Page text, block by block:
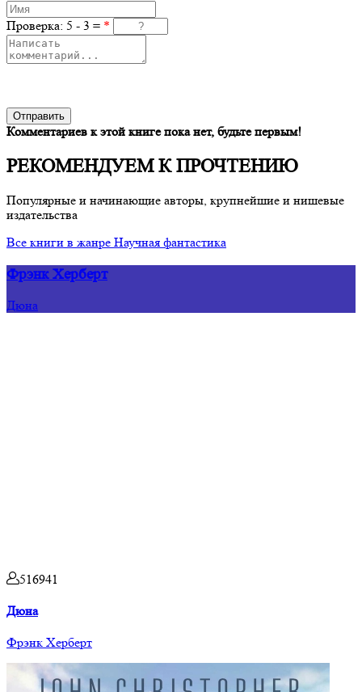
Проверка: 5 - 3 = *
Отправить
Комментариев к этой книге пока нет, будьте первым!
РЕКОМЕНДУЕМ К ПРОЧТЕНИЮ
Популярные и начинающие авторы, крупнейшие и нишевые
издательства
Все книги в жанре Научная фантастика
Фрэнк Херберт
Дюна
516941
Дюна
Фрэнк Херберт